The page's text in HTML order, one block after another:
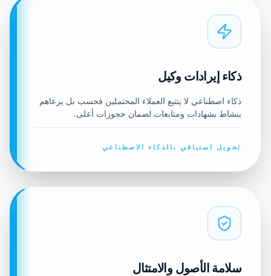
ذكاء إيرادات وكيل
ذكاء اصطناعي لا يتتبع العملاء المحتملين فحسب بل يرعاهم
بنشاط بشهادات ومتابعات لضمان حجوزات أعلى.
تحويل استباقي بالذكاء الاصطناعي
سلامة الأصول والامتثال